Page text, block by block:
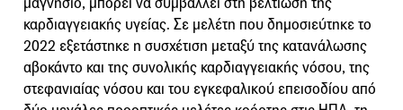
καρδιαγγειακής υγείας. Σε μελέτη που δημοσιεύτηκε το
2022 εξετάστηκε η συσχέτιση μεταξύ της κατανάλωσης
αβοκάντο και της συνολικής καρδιαγγειακής νόσου, της
στεφανιαίας νόσου και του εγκεφαλικού επεισοδίου από